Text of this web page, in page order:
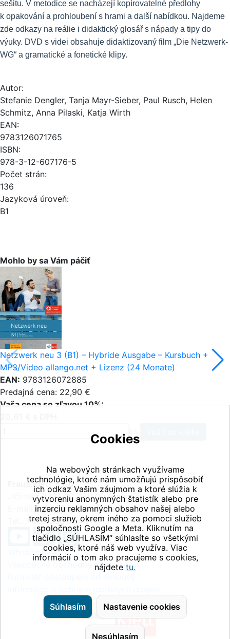
sešitu. V metodice se nacházejí kopírovatelné předlohy
k opakování a prohloubení s hrami a další nabídkou. Najdeme
zde odkazy na reálie i didaktický glosář s nápady a tipy do
výuky. DVD s videi obsahuje didaktizovaný film „Die Netzwerk-
WG“ a gramatické a fonetické klipy.
Autor:
Stefanie Dengler, Tanja Mayr-Sieber, Paul Rusch, Helen
Schmitz, Anna Pilaski, Katja Wirth
EAN:
9783126071765
ISBN:
978-3-12-607176-5
Počet strán:
136
Jazyková úroveň:
B1
Mohlo by sa Vám páčiť
Netzwerk neu 3 (B1) – Hybride Ausgabe – Kursbuch +
MP3/Video allango.net + Lizenz (24 Monate)
EAN: 9783126072885
Predajná cena: 22,90 €
Vaša cena so zľavou 10%:
Fraus Klett, s.r.o.
Jičínská 2348/10, 130 00 Praha 3
E-mail:info@fraus-klett.cz
Tel.: +420 233 084 111
Whistleblowing
Všeobecné obchodné podmienky
Cookies
Na webových stránkach využívame
technológie, ktoré nám umožňujú prispôsobiť
ich odkaz Vašim záujmom a ktoré slúžia k
vytvoreniu anonymných štatistík alebo pre
inzerciu reklamných obsahov našej alebo
tretej strany, okrem iného za pomoci služieb
spoločnosti Google a Meta. Kliknutím na
tlačidlo „SÚHLASÍM“ súhlasíte so všetkými
cookies, ktoré náš web využíva. Viac
informácií o tom ako pracujeme s cookies,
nájdete tu.
Súhlasím Nastavenie cookies
Nesúhlasím